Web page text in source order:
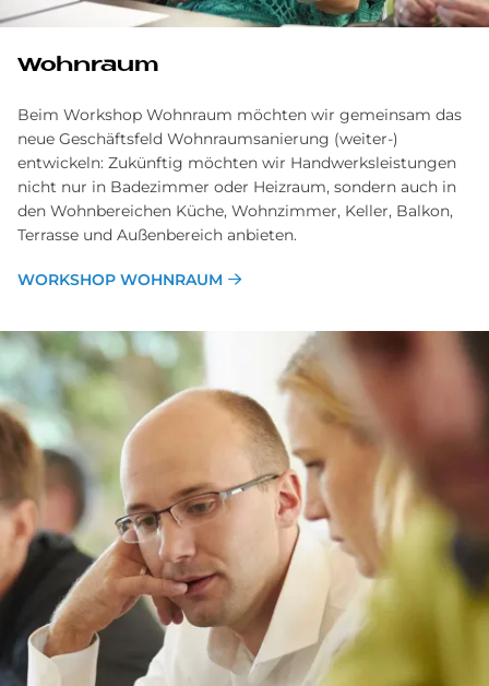
Wohnraum
Beim Workshop Wohnraum möchten wir gemeinsam das
neue Geschäftsfeld Wohnraumsanierung (weiter-)
entwickeln: Zukünftig möchten wir Handwerksleistungen
nicht nur in Badezimmer oder Heizraum, sondern auch in
den Wohnbereichen Küche, Wohnzimmer, Keller, Balkon,
Terrasse und Außenbereich anbieten.
WORKSHOP WOHNRAUM